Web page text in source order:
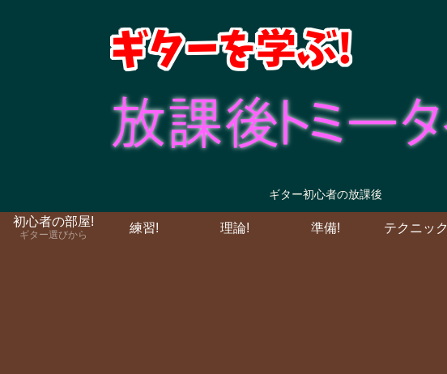
ギター初心者の放課後
初心者の部屋!
ギター選びから
練習! 理論! 準備! テクニック